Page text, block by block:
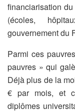
financiarisation
(écoles,
gouvernement du
Parmi ces
pauvres » qui
Déjà plus de la
€ par mois, et
diplômes